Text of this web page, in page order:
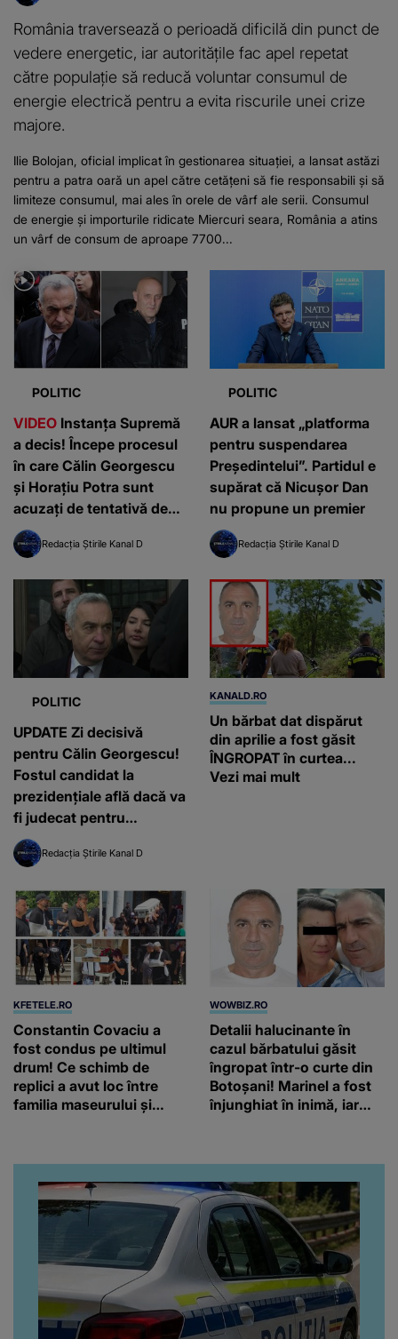
România traversează o perioadă dificilă din punct de
vedere energetic, iar autoritățile fac apel repetat
către populație să reducă voluntar consumul de
energie electrică pentru a evita riscurile unei crize
majore.
Ilie Bolojan, oficial implicat în gestionarea situației, a lansat astăzi
pentru a patra oară un apel către cetățeni să fie responsabili și să
limiteze consumul, mai ales în orele de vârf ale serii. Consumul
de energie și importurile ridicate Miercuri seara, România a atins
un vârf de consum de aproape 7700...
POLITIC
VIDEO Instanța Supremă
a decis! Începe procesul
în care Călin Georgescu
și Horațiu Potra sunt
acuzați de tentativă de
lovitură de stat
Redacția Știrile Kanal D
POLITIC
AUR a lansat „platforma
pentru suspendarea
Președintelui”. Partidul e
supărat că Nicușor Dan
nu propune un premier
Redacția Știrile Kanal D
POLITIC
UPDATE Zi decisivă
pentru Călin Georgescu!
Fostul candidat la
prezidențiale află dacă va
fi judecat pentru
tentativă de lovitură de
stat Redacția Știrile Kanal D
KANALD.RO
Un bărbat dat dispărut
din aprilie a fost găsit
ÎNGROPAT în curtea...
Vezi mai mult
KFETELE.RO
Constantin Covaciu a
fost condus pe ultimul
drum! Ce schimb de
replici a avut loc între
familia maseurului și
obrazul.”
WOWBIZ.RO
Detalii halucinante în
cazul bărbatului găsit
îngropat într-o curte din
Botoșani! Marinel a fost
înjunghiat în inimă, iar